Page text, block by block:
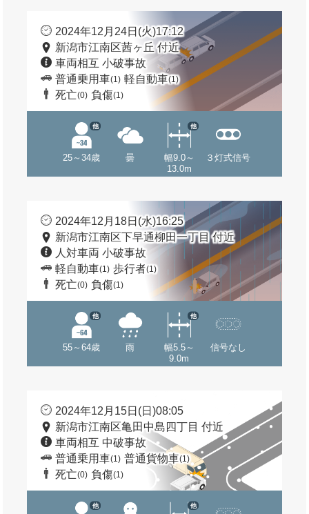
2024年12月24日(火)17:12
新潟市江南区茜ヶ丘 付近
車両相互 小破事故
普通乗用車(1) 軽自動車(1)
死亡(0) 負傷(1)
25～34歳
他
曇
幅9.0～
13.0m
他
３灯式信号
2024年12月18日(水)16:25
新潟市江南区下早通柳田一丁目 付近
人対車両 小破事故
軽自動車(1) 歩行者(1)
死亡(0) 負傷(1)
55～64歳
他
雨
幅5.5～
9.0m
他
信号なし
2024年12月15日(日)08:05
新潟市江南区亀田中島四丁目 付近
車両相互 中破事故
普通乗用車(1) 普通貨物車(1)
死亡(0) 負傷(1)
他 他